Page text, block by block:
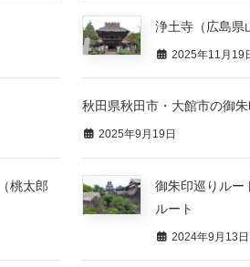
浄土寺（広島県
2025年11月19
秋田県秋田市・大館市の御
2025年9月19日
桃太郎
御朱印巡りル
ルート
2024年9月13日